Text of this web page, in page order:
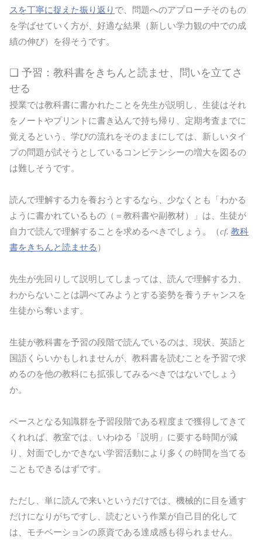
スを丁寧に捉えた振り返り で、問題へのアプローチそのもの
を学ばせていく方が、好適な結果（新しい学力観の中での成
績の伸び）を得そうです。
❏ 予習：教科書をきちんと読ませ、問いを立てさ
せる
授業では教科書に書かれたことを先生が説明し、生徒はそれ
をノートやプリントに書き込んで持ち帰り、定期考査までに
覚えるという、学びの流れをそのままにしては、新しいタイ
プの問題が試そうとしているコンピテンシーの増大を図るの
は難しそうです。
読んで理解する力を養おうとするなら、少なくとも「わかる
ように書かれているもの（＝教科書や副教材）」は、生徒が
自力で読んで理解することを求めるべきでしょう。（cf. 教科
書をきちんと読ませる ）
先生が先回りして説明してしまっては、読んで理解する力、
わからないことは調べてみようとする姿勢を養うチャンスを
生徒から奪います。
生徒が教科書を予習の段階で読んでいるのは、現状、英語と
国語くらいかもしれませんが、教科書を読むことを予習で求
めるのを他の教科にも拡張してみるべきではないでしょう
か。
ベースとなる知識群を予習段階である程度まで獲得してきて
くれれば、教室では、いわゆる「説明」に要する時間が減
り、対面でしかできない学習活動により多くの時間を当てる
こともできるはずです。
ただし、単に読んで来いというだけでは、機械的に目を通す
だけになりがちですし、読むという作業が自己目的化して
は、モチベーションの原資である達成感も得られません。